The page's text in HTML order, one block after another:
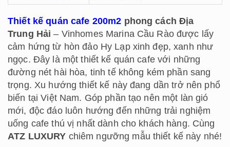
Thiết kế quán cafe 200m2 phong cách Địa
Trung Hải – Vinhomes Marina Cầu Rào được lấy
cảm hứng từ hòn đảo Hy Lạp xinh đẹp, xanh như
ngọc. Đây là một thiết kế quán cafe với những
đường nét hài hòa, tinh tế không kém phần sang
trọng. Xu hướng thiết kế này đang dần trở nên phổ
biến tại Việt Nam. Góp phần tạo nên một làn gió
mới, độc đáo luôn hướng đến những trải nghiệm
uống cafe thú vị nhất dành cho khách hàng. Cùng
ATZ LUXURY chiêm ngưỡng mẫu thiết kế này nhé!